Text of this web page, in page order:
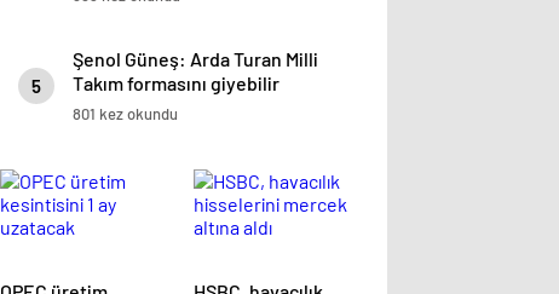
5
Şenol Güneş: Arda Turan Milli
Takım formasını giyebilir
801 kez okundu